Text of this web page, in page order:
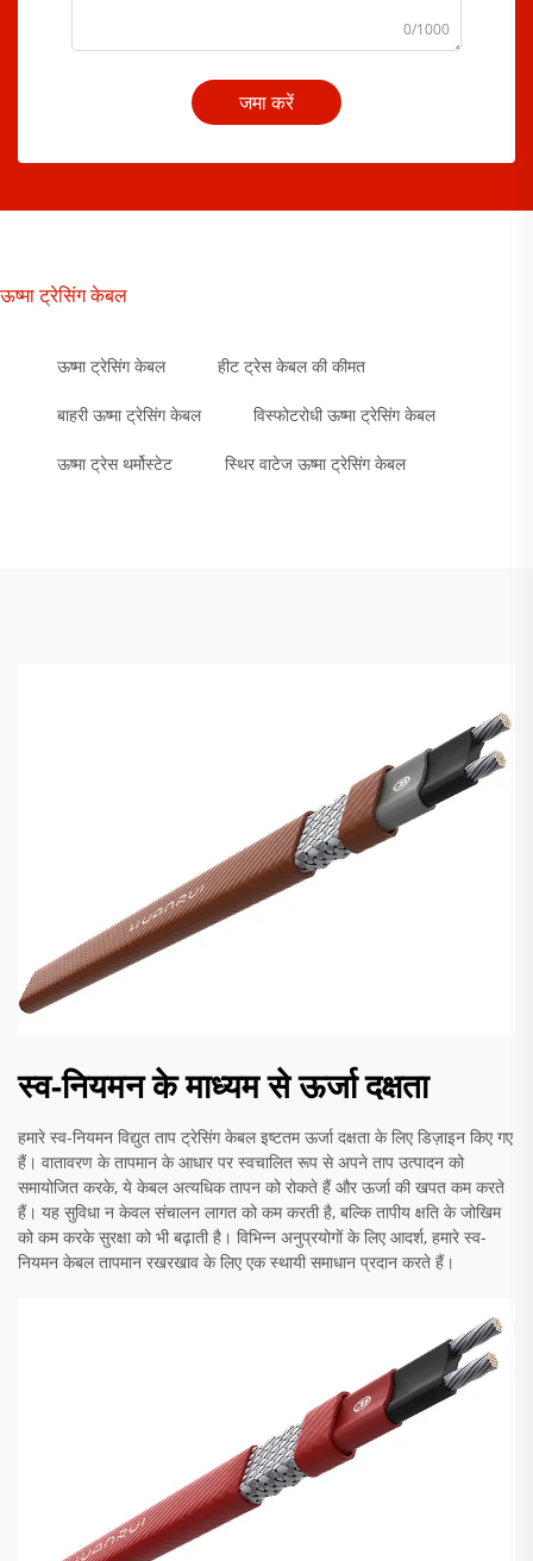
0/1000
जमा करें
ऊष्मा ट्रेसिंग केबल
ऊष्मा ट्रेसिंग केबल हीट ट्रेस केबल की कीमत
बाहरी ऊष्मा ट्रेसिंग केबल विस्फोटरोधी ऊष्मा ट्रेसिंग केबल
ऊष्मा ट्रेस थर्मोस्टेट स्थिर वाटेज ऊष्मा ट्रेसिंग केबल
स्व-नियमन के माध्यम से ऊर्जा दक्षता
हमारे स्व-नियमन विद्युत ताप ट्रेसिंग केबल इष्टतम ऊर्जा दक्षता के लिए डिज़ाइन किए गए
हैं। वातावरण के तापमान के आधार पर स्वचालित रूप से अपने ताप उत्पादन को
समायोजित करके, ये केबल अत्यधिक तापन को रोकते हैं और ऊर्जा की खपत कम करते
हैं। यह सुविधा न केवल संचालन लागत को कम करती है, बल्कि तापीय क्षति के जोखिम
को कम करके सुरक्षा को भी बढ़ाती है। विभिन्न अनुप्रयोगों के लिए आदर्श, हमारे स्व-
नियमन केबल तापमान रखरखाव के लिए एक स्थायी समाधान प्रदान करते हैं।